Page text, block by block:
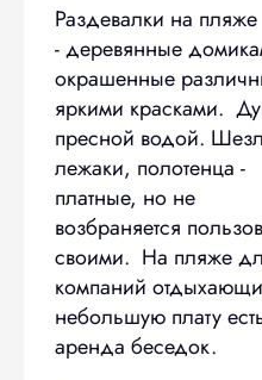
Раздевалки на пляже
- деревянные
окрашенные
яркими красками.
пресной водой.
лежаки, полотенца -
платные, но не
возбраняется
своими. На пляже
компаний
небольшую плату
аренда беседок.